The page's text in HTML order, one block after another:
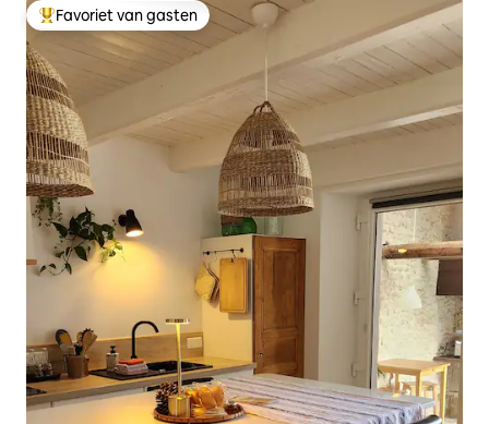
Topfavoriet van gasten
Favoriet van gasten